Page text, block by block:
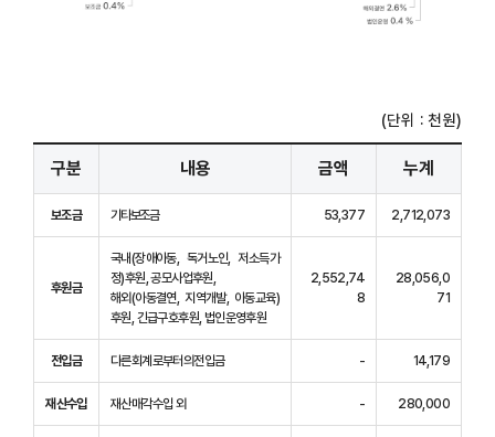
(단위 : 천원)
구분 내용 금액 누계
보조금 기타보조금 53,377 2,712,073
후원금
국내(장애아동, 독거노인, 저소득가
정)후원, 공모사업후원,
해외(아동결연, 지역개발, 아동교육)
후원, 긴급구호후원, 법인운영후원
2,552,74
8
28,056,0
71
전입금 다른회계로부터의전입금 - 14,179
재산수입 재산매각수입 외 - 280,000